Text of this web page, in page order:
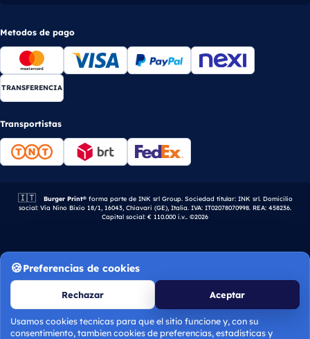
Metodos de pago
TRANSFERENCIA
Transportistas
🇮🇹 Empresa italiana.
Burger Print®forma parte de INK srl Group. Sociedad titular: INK srl. Domicilio
social: Via Nino Bixio 18/1, 16043, Chiavari (GE), Italia. IVA: IT02078070998. REA: 458236.
Capital social: € 110.000 i.v.. ©2026
Preferencias de cookies
Rechazar Aceptar
Usamos cookies tecnicas para que el sitio funcione y, con su
consentimiento, tambien cookies de preferencias, estadisticas y